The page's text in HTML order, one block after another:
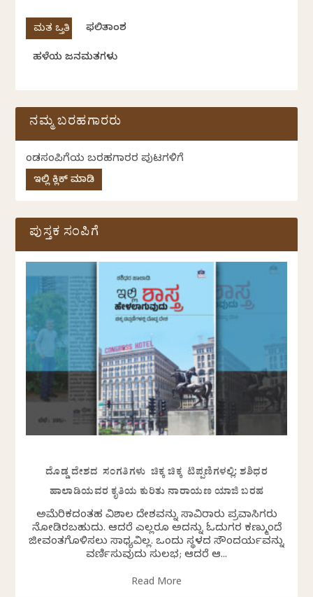
ಫಲಿತಾಂಶ
ಹಳೆಯ ಜನಮತಗಳು
ನಮ್ಮ ಬರಹಗಾರರು
ಕೆಂಡಸಂಪಿಗೆಯ ಬರಹಗಾರರ ಪುಟಗಳಿಗೆ
ಇಲ್ಲಿ ಕ್ಲಿಕ್ ಮಾಡಿ
ಪುಸ್ತಕ ಸಂಪಿಗೆ
ದೊಡ್ಡ ದೇಶದ ಸಂಗತಿಗಳು ಚಿಕ್ಕ ಚಿಕ್ಕ ಟಿಪ್ಪಣಿಗಳಲ್ಲಿ: ಶಶಿಧರ
ಹಾಲಾಡಿಯವರ ಕೃತಿಯ ಕುರಿತು ನಾರಾಯಣ ಯಾಜಿ ಬರಹ
ಅಮೆರಿಕದಂತಹ ವಿಶಾಲ ದೇಶವನ್ನು ಸಾವಿರಾರು ಪ್ರವಾಸಿಗರು
ನೋಡಿರಬಹುದು. ಆದರೆ ಎಲ್ಲರೂ ಅದನ್ನು ಓದುಗರ ಕಣ್ಮುಂದೆ
ಜೀವಂತಗೊಳಿಸಲು ಸಾಧ್ಯವಿಲ್ಲ. ಒಂದು ಸ್ಥಳದ ಸೌಂದರ್ಯವನ್ನು
ವರ್ಣಿಸುವುದು ಸುಲಭ; ಆದರೆ ಆ...
Read More